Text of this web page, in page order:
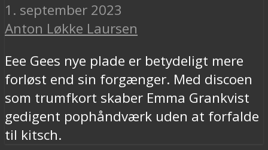
1. september 2023
Anton Løkke Laursen
Eee Gees nye plade er betydeligt mere
forløst end sin forgænger. Med discoen
som trumfkort skaber Emma Grankvist
gedigent pophåndværk uden at forfalde
til kitsch.